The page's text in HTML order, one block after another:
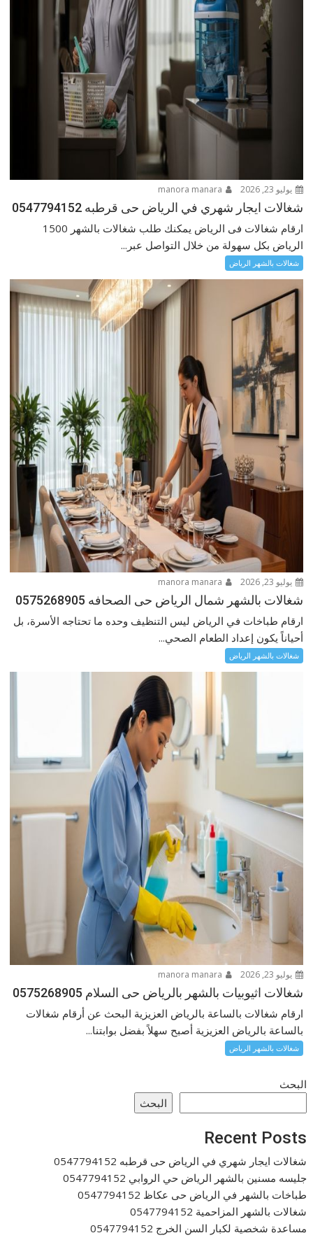
يوليو 23, 2026
شغالات ايجار شهري في الرياض حى قرطبه 0547794152
ارقام شغالات فى الرياض يمكنك طلب شغالات بالشهر 1500
الرياض بكل سهولة من خلال التواصل عبر...
شغالات بالشهر الرياض
يوليو 23, 2026
شغالات بالشهر شمال الرياض حى الصحافه 0575268905
ارقام طباخات في الرياض ليس التنظيف وحده ما تحتاجه الأسرة، بل
أحياناً يكون إعداد الطعام الصحي...
شغالات بالشهر الرياض
يوليو 23, 2026
شغالات اثيوبيات بالشهر بالرياض حى السلام 0575268905
ارقام شغالات بالساعة بالرياض العزيزية البحث عن أرقام شغالات
بالساعة بالرياض العزيزية أصبح سهلاً بفضل بوابتنا...
شغالات بالشهر الرياض
البحث
البحث
Recent Posts
شغالات ايجار شهري في الرياض حى قرطبه 0547794152
جليسه مسنين بالشهر الرياض حي الروابي 0547794152
طباخات بالشهر في الرياض حى عكاظ 0547794152
شغالات بالشهر المزاحمية 0547794152
مساعدة شخصية لكبار السن الخرج 0547794152